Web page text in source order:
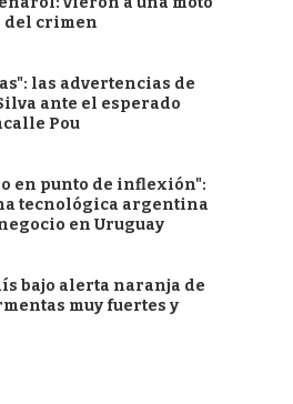
crimen
las advertencias de
ante el esperado
Pou
en punto de inflexión":
tecnológica argentina
en Uruguay
bajo alerta naranja de
muy fuertes y